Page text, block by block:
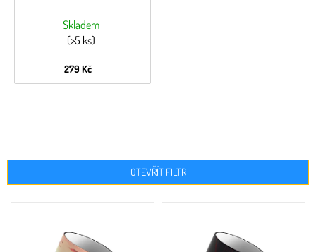
Skladem
(>5 ks)
279 Kč
OTEVŘÍT FILTR